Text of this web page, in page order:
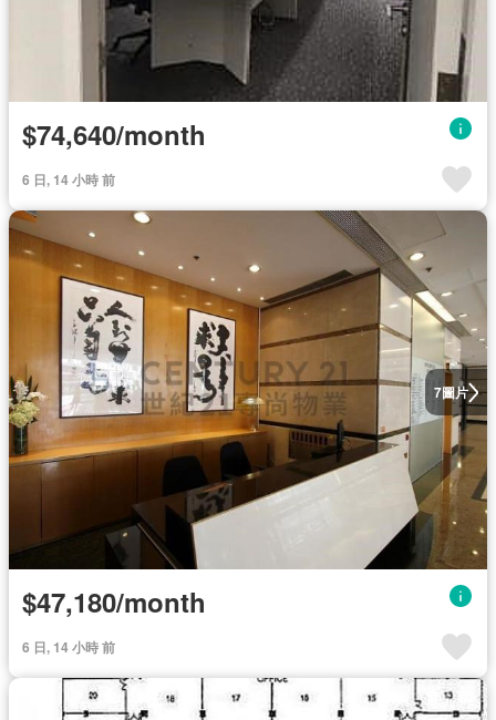
$74,640/month
6 日, 14 小時 前
7圖片
$47,180/month
6 日, 14 小時 前